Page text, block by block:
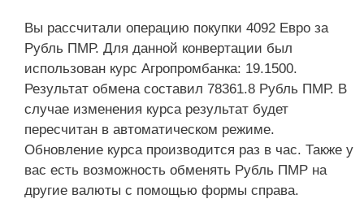
Вы рассчитали операцию покупки 4092 Евро за
Рубль ПМР. Для данной конвертации был
использован курс Агропромбанка: 19.1500.
Результат обмена составил 78361.8 Рубль ПМР. В
случае изменения курса результат будет
пересчитан в автоматическом режиме.
Обновление курса производится раз в час. Также у
вас есть возможность обменять Рубль ПМР на
другие валюты с помощью формы справа.